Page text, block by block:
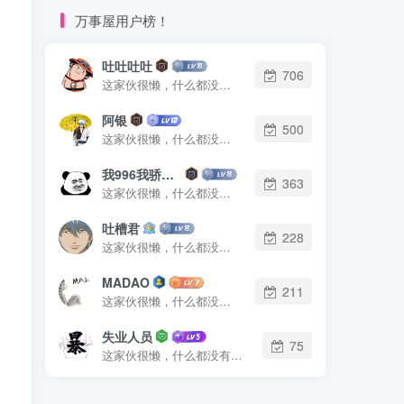
万事屋用户榜！
吐吐吐吐
这家伙很懒，什么都没有写...
706
阿银
这家伙很懒，什么都没有写...
500
我996我骄傲了么
这家伙很懒，什么都没有写...
363
吐槽君
这家伙很懒，什么都没有写...
228
MADAO
这家伙很懒，什么都没有写...
211
失业人员
这家伙很懒，什么都没有写...
75